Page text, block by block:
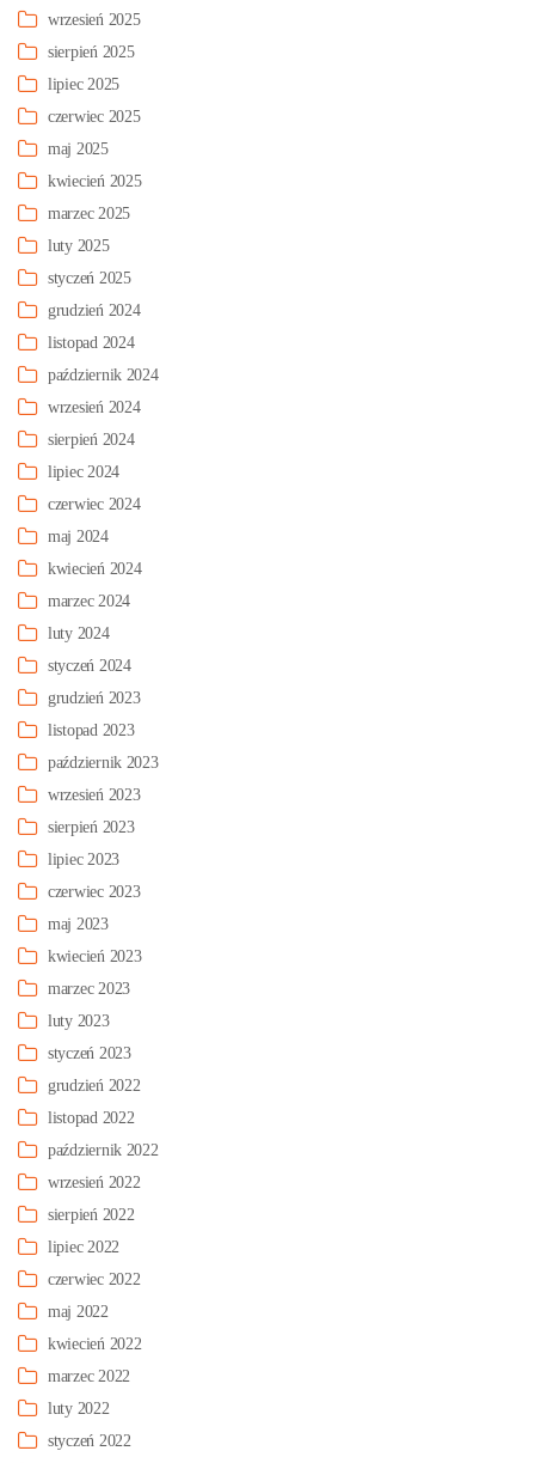
wrzesień 2025
sierpień 2025
lipiec 2025
czerwiec 2025
maj 2025
kwiecień 2025
marzec 2025
luty 2025
styczeń 2025
grudzień 2024
listopad 2024
październik 2024
wrzesień 2024
sierpień 2024
lipiec 2024
czerwiec 2024
maj 2024
kwiecień 2024
marzec 2024
luty 2024
styczeń 2024
grudzień 2023
listopad 2023
październik 2023
wrzesień 2023
sierpień 2023
lipiec 2023
czerwiec 2023
maj 2023
kwiecień 2023
marzec 2023
luty 2023
styczeń 2023
grudzień 2022
listopad 2022
październik 2022
wrzesień 2022
sierpień 2022
lipiec 2022
czerwiec 2022
maj 2022
kwiecień 2022
marzec 2022
luty 2022
styczeń 2022